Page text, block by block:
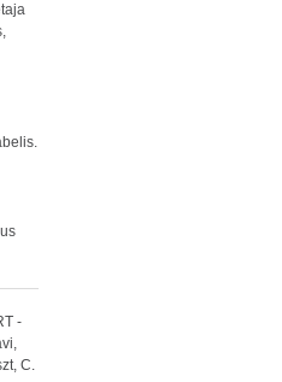
-
C.